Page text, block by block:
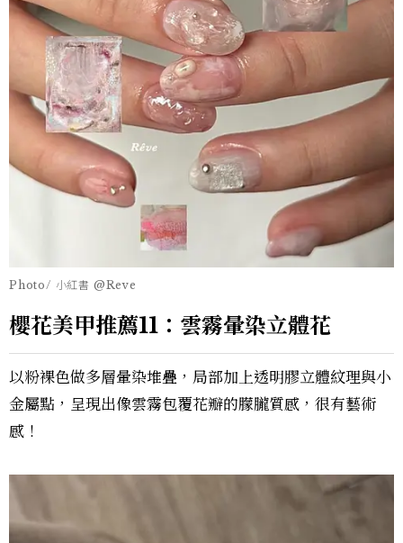
Photo/ 小紅書 @Reve
櫻花美甲推薦11：雲霧暈染立體花
以粉裸色做多層暈染堆疊，局部加上透明膠立體紋理與小
金屬點，呈現出像雲霧包覆花瓣的朦朧質感，很有藝術
感！